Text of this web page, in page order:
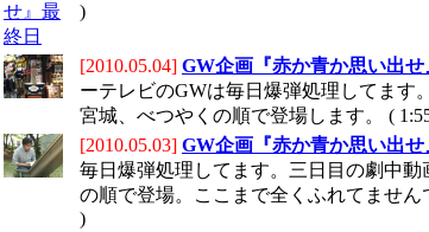
)
[2010.05.04] GW企画『赤か青か思い出せ
ーテレビのGWは毎日爆弾処理してます
宮城、べつやくの順で登場します。 (
[2010.05.03] GW企画『赤か青か思い出せ
毎日爆弾処理してます。三日目の劇中
の順で登場。ここまで全くふれてませ
)